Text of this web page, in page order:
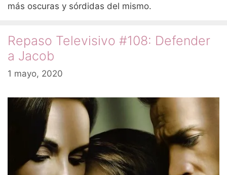
más oscuras y sórdidas del mismo.
Repaso Televisivo #108: Defender
a Jacob
1 mayo, 2020